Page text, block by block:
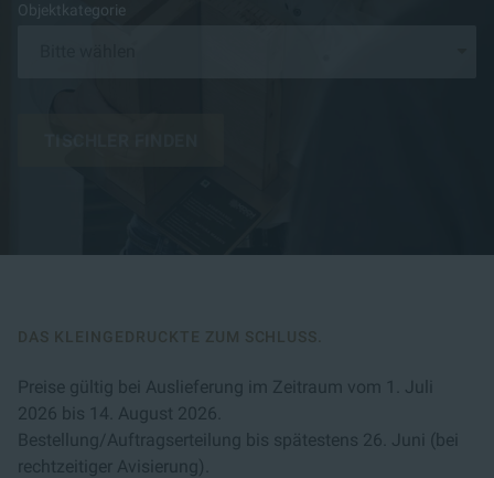
Objektkategorie
DAS KLEINGEDRUCKTE ZUM SCHLUSS.
Preise gültig bei Auslieferung im Zeitraum vom 1. Juli
2026 bis 14. August 2026.
Bestellung/Auftragserteilung bis spätestens 26. Juni (bei
rechtzeitiger Avisierung).